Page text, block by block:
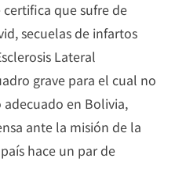
que sufre de
secuelas de infartos
Lateral
grave para el cual no
en Bolivia,
ante la misión de la
hace un par de